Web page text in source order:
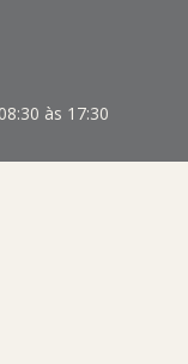
às 17:30